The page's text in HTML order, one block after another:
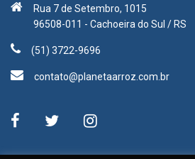
Rua 7 de Setembro, 1015
96508-011 - Cachoeira do Sul / RS
(51) 3722-9696
contato@planetaarroz.com.br